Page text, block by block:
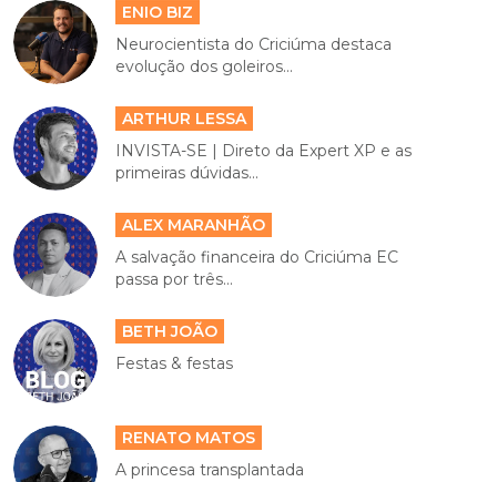
ENIO BIZ
Neurocientista do Criciúma destaca
evolução dos goleiros...
ARTHUR LESSA
INVISTA-SE | Direto da Expert XP e as
primeiras dúvidas...
ALEX MARANHÃO
A salvação financeira do Criciúma EC
passa por três...
BETH JOÃO
Festas & festas
RENATO MATOS
A princesa transplantada